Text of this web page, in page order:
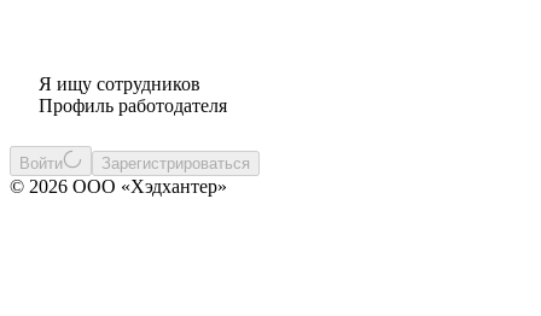
Я ищу сотрудников
Профиль работодателя
Войти Зарегистрироваться
© 2026 ООО «Хэдхантер»